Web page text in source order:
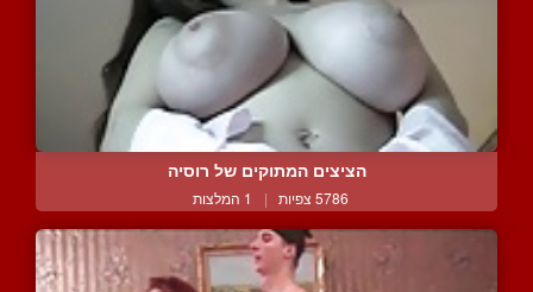
הציצים המתוקים של רוסיה
5786 צפיות | 1 המלצות